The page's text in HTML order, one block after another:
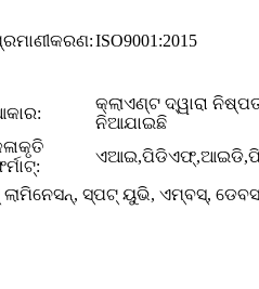
ISO9001:2015
କ୍ଲାଏଣ୍ଟ ଦ୍ୱାରା
ନିଆଯାଇଛି
ସ୍ପଟ୍ ୟୁଭି, ଏମ୍ବସ୍, ଡେବସ୍